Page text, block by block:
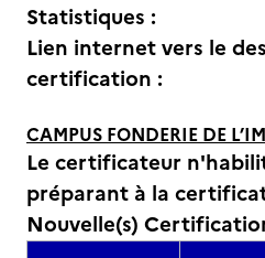
Statistiques :
Lien internet vers le
certification :
CAMPUS FONDERIE DE
Le certificateur
préparant à la
Nouvelle(s)